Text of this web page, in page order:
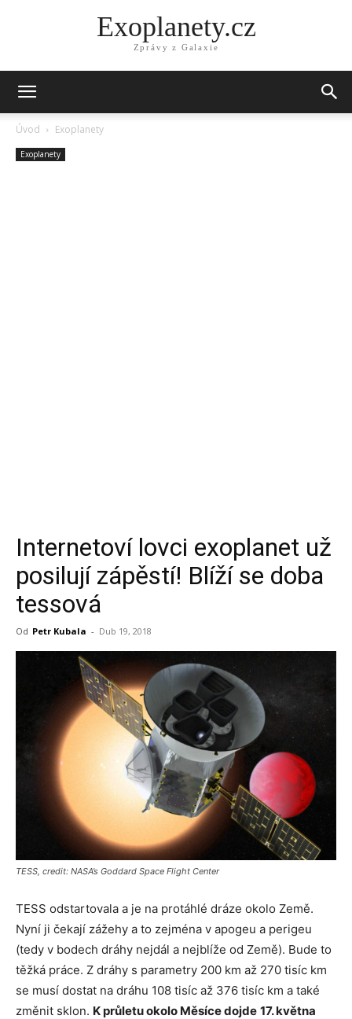
Exoplanety.cz
Zprávy z Galaxie
Úvod Exoplanety
Exoplanety
Internetoví lovci exoplanet už
posilují zápěstí! Blíží se doba
tessová
Od Petr Kubala - Dub 19, 2018
TESS, credit: NASA’s Goddard Space Flight Center
TESS odstartovala a je na protáhlé dráze okolo Země.
Nyní ji čekají zážehy a to zejména v apogeu a perigeu
(tedy v bodech dráhy nejdál a nejblíže od Země). Bude to
těžká práce. Z dráhy s parametry 200 km až 270 tisíc km
se musí dostat na dráhu 108 tisíc až 376 tisíc km a také
změnit sklon. K průletu okolo Měsíce dojde 17. května